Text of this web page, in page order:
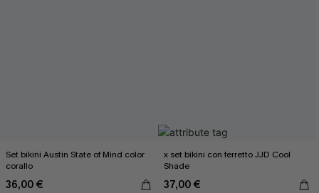
Set bikini Austin State of Mind color
corallo
36,00 €
x set bikini con ferretto JJD Cool
Shade
37,00 €